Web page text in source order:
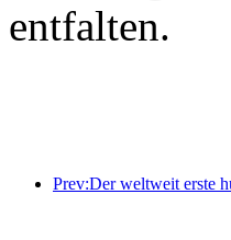
entfalten.